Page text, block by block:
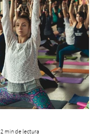
2 min de lectura